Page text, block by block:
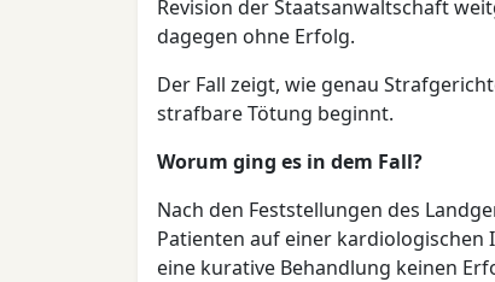
Revision der Staatsanwaltschaft
dagegen ohne Erfolg.
Der Fall zeigt, wie genau
strafbare Tötung beginnt.
Worum ging es in dem Fall?
Nach den Feststellungen des
Patienten auf einer kardiologischen
eine kurative Behandlung keinen